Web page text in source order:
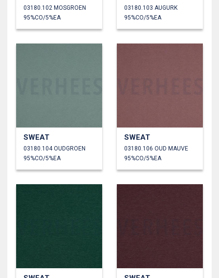
03180.102 MOSGROEN
95%CO/5%EA
03180.103 AUGURK
95%CO/5%EA
SWEAT
03180.104 OUDGROEN
95%CO/5%EA
SWEAT
03180.106 OUD MAUVE
95%CO/5%EA